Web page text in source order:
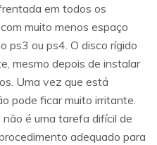
em todos os
muito menos espaço
ps3 ou ps4. O disco rígido
mesmo depois de instalar
Uma vez que está
pode ficar muito irritante.
é uma tarefa difícil de
adequado para